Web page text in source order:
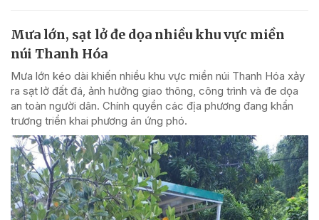
Mưa lớn, sạt lở đe dọa nhiều khu vực miền
núi Thanh Hóa
Mưa lớn kéo dài khiến nhiều khu vực miền núi Thanh Hóa xảy
ra sạt lở đất đá, ảnh hưởng giao thông, công trình và đe dọa
an toàn người dân. Chính quyền các địa phương đang khẩn
trương triển khai phương án ứng phó.